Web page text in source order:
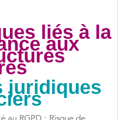
liés à la
aux
juridiques